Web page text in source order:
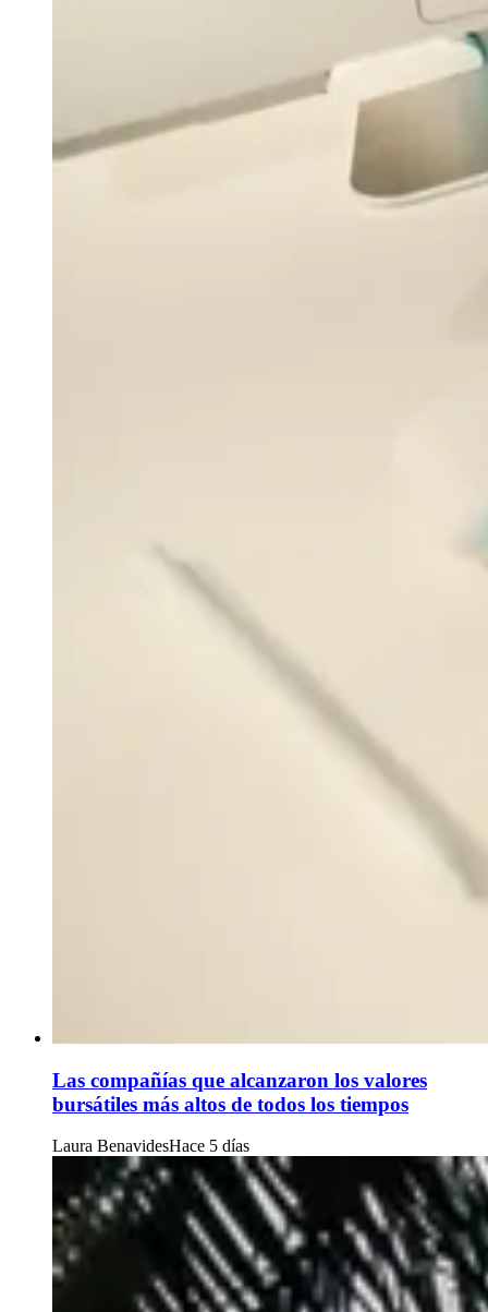
Las compañías que alcanzaron los valores
bursátiles más altos de todos los tiempos
Laura BenavidesHace 5 días